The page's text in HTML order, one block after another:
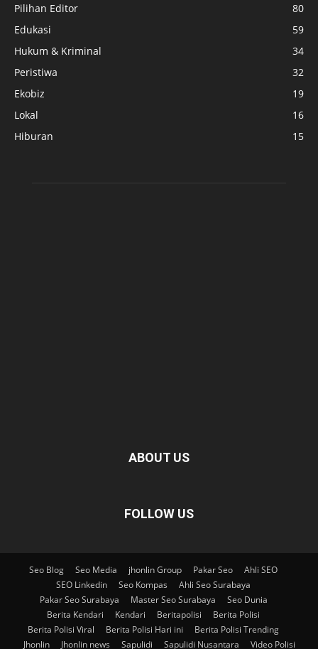
Pilihan Editor
80
Edukasi
59
Hukum & Kriminal
34
Peristiwa
32
Ekobiz
19
Lokal
16
Hiburan
15
ABOUT US
FOLLOW US
Seo Blog Seo Media jhonlin Group Pakar Seo
Ahli SEO
SEO Linkedin
Seo Kompas
Ahli Seo Surabaya
Pakar Seo Surabaya
Master Seo Surabaya
Seo Dunia
Berita Kendari
Kendari Beritapolisi
Berita Polisi
Berita Polisi Viral
Berita Polisi Hari ini
Berita Polisi Trending
Jhonlin
Jhonlin news Sapulidi Sapulidi Nusantara Video Polisi